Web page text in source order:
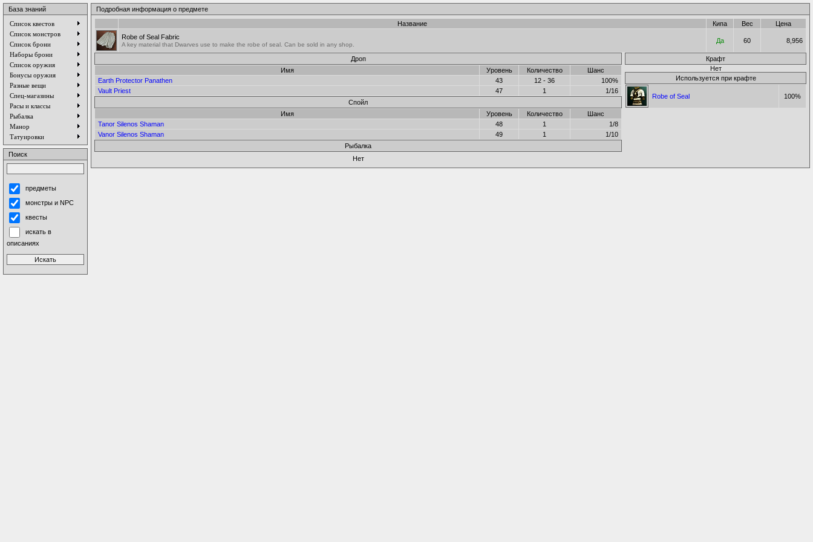
База знаний
Список квестов
Список монстров
Список брони
Наборы брони
Список оружия
Бонусы оружия
Разные вещи
Спец-магазины
Расы и классы
Рыбалка
Манор
Татуировки
Поиск
предметы
монстры и NPC
квесты
искать в
описаниях
Подробная информация о предмете
Название
Кипа Вес
Цена
Robe of Seal Fabric
A key material that Dwarves use to make the robe of seal. Can be sold in any shop.
Да 60 8,956
Дроп
Имя
Уровень Количество
Шанс
Earth Protector Panathen
43 12 - 36
100%
Vault Priest
47 1
1/16
Спойл
Имя
Уровень Количество
Шанс
Tanor Silenos Shaman
48 1
1/8
Vanor Silenos Shaman
49 1
1/10
Рыбалка
Нет
Крафт
Нет
Используется при крафте
Robe of Seal 100%